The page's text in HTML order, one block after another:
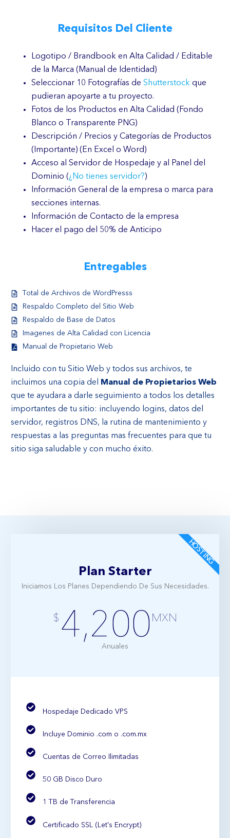
Requisitos Del Cliente
Logotipo / Brandbook en Alta Calidad / Editable
de la Marca (Manual de Identidad)
Seleccionar 10 Fotografías de Shutterstock que
pudieran apoyarte a tu proyecto.
Fotos de los Productos en Alta Calidad (Fondo
Blanco o Transparente PNG)
Descripción / Precios y Categorías de Productos
(Importante) (En Excel o Word)
Acceso al Servidor de Hospedaje y al Panel del
Dominio (¿No tienes servidor?)
Información General de la empresa o marca para
secciones internas.
Información de Contacto de la empresa
Hacer el pago del 50% de Anticipo
Entregables
Total de Archivos de WordPresss
Respaldo Completo del Sitio Web
Respaldo de Base de Datos
Imagenes de Alta Calidad con Licencia
Manual de Propietario Web
Incluido con tu Sitio Web y todos sus archivos, te
incluimos una copia del Manual de Propietarios Web
que te ayudara a darle seguimiento a todos los detalles
importantes de tu sitio: incluyendo logins, datos del
servidor, registros DNS, la rutina de mantenimiento y
respuestas a las preguntas mas frecuentes para que tu
sitio siga saludable y con mucho éxito.
Plan Starter
Iniciamos Los Planes Dependiendo De Sus Necesidades.
$ 4,200 MXN
Anuales
Hospedaje Dedicado VPS
Incluye Dominio .com o .com.mx
Cuentas de Correo Ilimitadas
50 GB Disco Duro
1 TB de Transferencia
Certificado SSL (Let's Encrypt)
HOSTING